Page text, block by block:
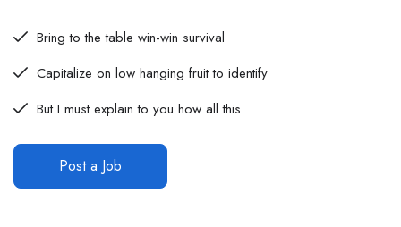
Bring to the table win-win survival
Capitalize on low hanging fruit to identify
But I must explain to you how all this
Post a Job